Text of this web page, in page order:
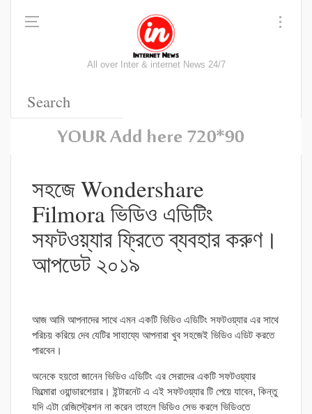
All over Inter & internet News 24/7
সহজে Wondershare
Filmora ভিডিও এডিটিং
সফটওয়্যার ফ্রিতে ব্যবহার করুণ।
আপডেট ২০১৯
আজ আমি আপনাদের সাথে এমন একটি ভিডিও এডিটিং সফটওয়্যার এর সাথে
পরিচয় করিয়ে দেব যেটির সাহায্যে আপনারা খুব সহজেই ভিডিও এডিট করতে
পারবেন।
অনেকে হয়তো জানেন ভিডিও এডিটিং এর সেরাদের একটি সফটওয়্যার
ফিল্মোরা ওয়ান্ডারশেয়ার। ইন্টারনেট এ এই সফটওয়্যার টি পেয়ে যাবেন, কিন্তু
যদি এটা রেজিস্ট্রেশন না করেন তাহলে ভিডিও সেভ করলে ভিডিওতে